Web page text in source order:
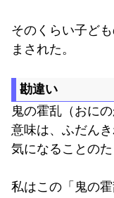
そのくらい子ど
まされた。
勘違い
鬼の霍乱（おに
意味は、ふだん
気になることのた
私はこの「鬼の